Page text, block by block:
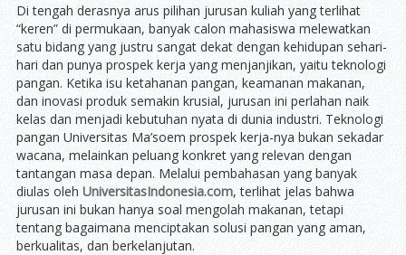
Di tengah derasnya arus pilihan jurusan kuliah yang terlihat
“keren” di permukaan, banyak calon mahasiswa melewatkan
satu bidang yang justru sangat dekat dengan kehidupan sehari-
hari dan punya prospek kerja yang menjanjikan, yaitu teknologi
pangan. Ketika isu ketahanan pangan, keamanan makanan,
dan inovasi produk semakin krusial, jurusan ini perlahan naik
kelas dan menjadi kebutuhan nyata di dunia industri. Teknologi
pangan Universitas Ma’soem prospek kerja-nya bukan sekadar
wacana, melainkan peluang konkret yang relevan dengan
tantangan masa depan. Melalui pembahasan yang banyak
diulas oleh UniversitasIndonesia.com, terlihat jelas bahwa
jurusan ini bukan hanya soal mengolah makanan, tetapi
tentang bagaimana menciptakan solusi pangan yang aman,
berkualitas, dan berkelanjutan.